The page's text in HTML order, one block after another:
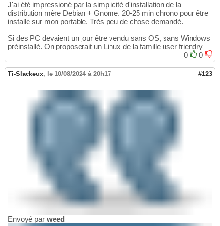
J'ai été impressioné par la simplicité d'installation de la
distribution mère Debian + Gnome. 20-25 min chrono pour être
installé sur mon portable. Très peu de chose demandé.
Si des PC devaient un jour être vendu sans OS, sans Windows
préinstallé. On proposerait un Linux de la famille user friendry
0
0
Ti-Slackeux, le 10/08/2024 à 20h17 #123
Envoyé par weed